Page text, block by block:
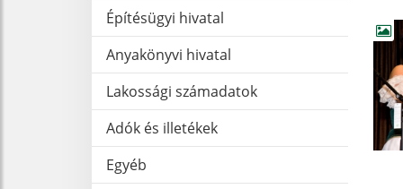
Építésügyi hivatal
Anyakönyvi hivatal
Lakossági számadatok
Adók és illetékek
Egyéb